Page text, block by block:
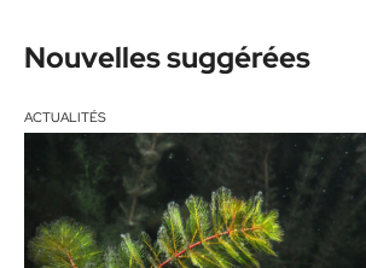
Nouvelles suggérées
ACTUALITÉS